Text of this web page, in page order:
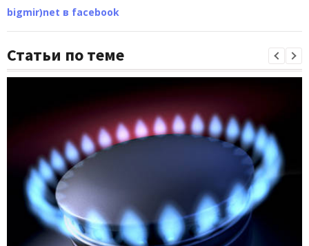
bigmir)net в facebook
Статьи по теме